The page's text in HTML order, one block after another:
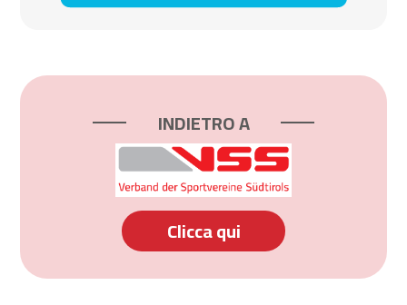
INDIETRO A
Clicca qui